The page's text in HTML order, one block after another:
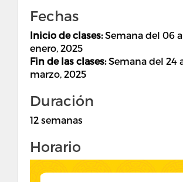
Fechas
Inicio de clases: Semana del 06
enero, 2025
Fin de las clases: Semana del 24
marzo, 2025
Duración
12 semanas
Horario